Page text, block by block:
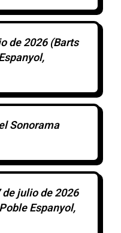
de 2026 (Barts
Sonorama
julio de 2026
Espanyol,